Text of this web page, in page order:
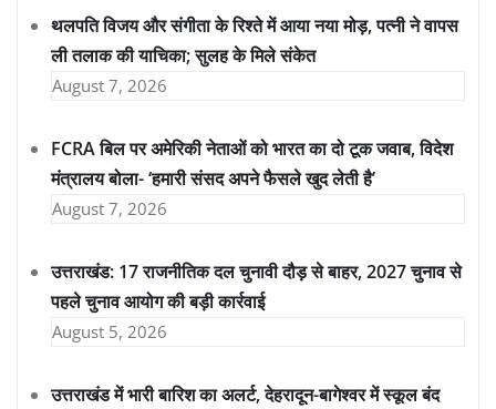
थलपति विजय और संगीता के रिश्ते में आया नया मोड़, पत्नी ने वापस
ली तलाक की याचिका; सुलह के मिले संकेत
August 7, 2026
FCRA बिल पर अमेरिकी नेताओं को भारत का दो टूक जवाब, विदेश
मंत्रालय बोला- ‘हमारी संसद अपने फैसले खुद लेती है’
August 7, 2026
उत्तराखंड: 17 राजनीतिक दल चुनावी दौड़ से बाहर, 2027 चुनाव से
पहले चुनाव आयोग की बड़ी कार्रवाई
August 5, 2026
उत्तराखंड में भारी बारिश का अलर्ट, देहरादून-बागेश्वर में स्कूल बंद